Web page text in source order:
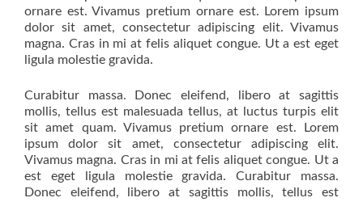
ornare est. Vivamus pretium ornare est. Lorem ipsum
dolor sit amet, consectetur adipiscing elit. Vivamus
magna. Cras in mi at felis aliquet congue. Ut a est eget
ligula molestie gravida.
Curabitur massa. Donec eleifend, libero at sagittis
mollis, tellus est malesuada tellus, at luctus turpis elit
sit amet quam. Vivamus pretium ornare est. Lorem
ipsum dolor sit amet, consectetur adipiscing elit.
Vivamus magna. Cras in mi at felis aliquet congue. Ut a
est eget ligula molestie gravida. Curabitur massa.
Donec eleifend, libero at sagittis mollis, tellus est